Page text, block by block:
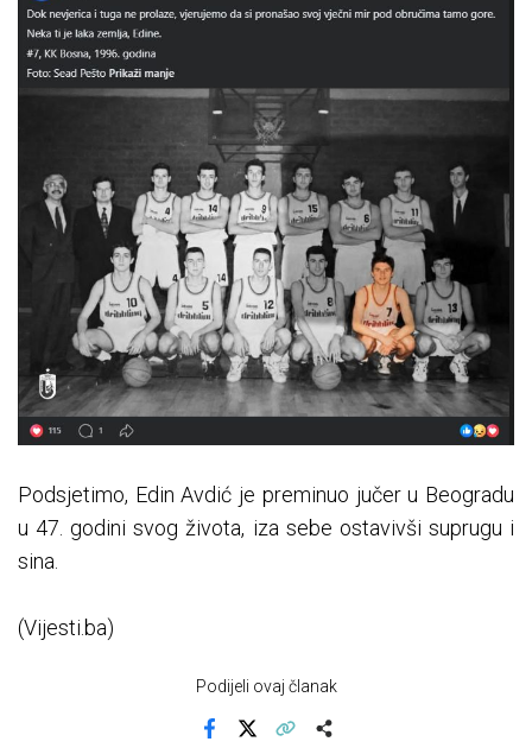
Podsjetimo, Edin Avdić je preminuo jučer u Beogradu
u 47. godini svog života, iza sebe ostavivši suprugu i
sina.
(Vijesti.ba)
Podijeli ovaj članak